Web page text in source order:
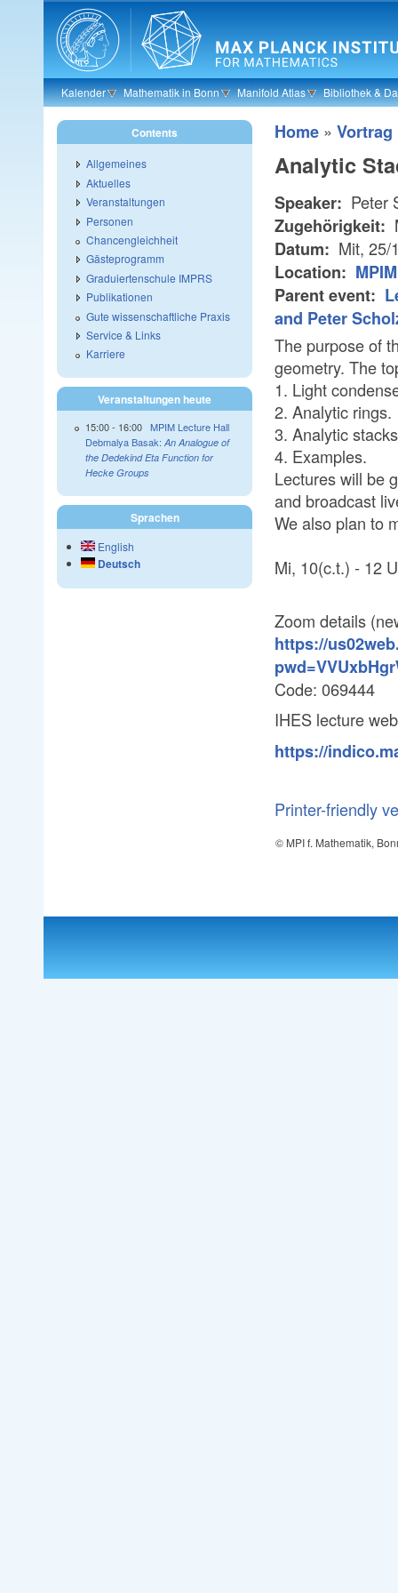
Skip to main content
Kalender Mathematik in Bonn Manifold Atlas Bibliothek &
Home » Vortrag
Analytic
Speaker: Peter
Zugehörigkeit:
Datum: Mit,
Location:
Parent event:
and Peter
The purpose of
geometry. The
1. Light
2. Analytic rings.
3. Analytic
4. Examples.
Lectures will be
and broadcast
We also plan to
Mi, 10(c.t.) - 12
Zoom details
https://
Code: 069444
IHES lecture
https://
Printer-friendly
© MPI f. Mathematik,
Contents
Allgemeines
Aktuelles
Veranstaltungen
Personen
Chancengleichheit
Gästeprogramm
Graduiertenschule IMPRS
Publikationen
Gute wissenschaftliche Praxis
Service & Links
Karriere
Veranstaltungen heute
15:00- 16:00 MPIM Lecture Hall
Debmalya Basak: An Analogue of
the Dedekind Eta Function for
Hecke Groups
Sprachen
English
Deutsch